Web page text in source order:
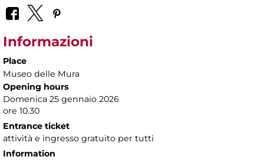
Informazioni
Place
Museo delle Mura
Opening hours
Domenica 25 gennaio 2026
ore 10.30
Entrance ticket
attività e ingresso gratuito per tutti
Information